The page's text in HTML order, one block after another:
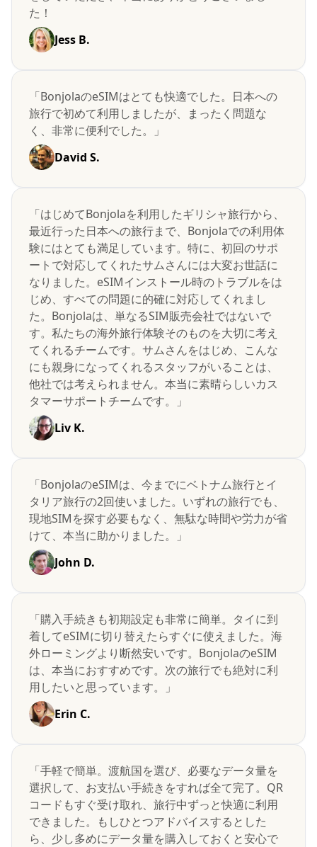
た！
Jess B.
「BonjolaのeSIMはとても快適でした。日本への
旅行で初めて利用しましたが、まったく問題な
く、非常に便利でした。」
David S.
「はじめてBonjolaを利用したギリシャ旅行から、
最近行った日本への旅行まで、Bonjolaでの利用体
験にはとても満足しています。特に、初回のサポ
ートで対応してくれたサムさんには大変お世話に
なりました。eSIMインストール時のトラブルをは
じめ、すべての問題に的確に対応してくれまし
た。Bonjolaは、単なるSIM販売会社ではないで
す。私たちの海外旅行体験そのものを大切に考え
てくれるチームです。サムさんをはじめ、こんな
にも親身になってくれるスタッフがいることは、
他社では考えられません。本当に素晴らしいカス
タマーサポートチームです。」
Liv K.
「BonjolaのeSIMは、今までにベトナム旅行とイ
タリア旅行の2回使いました。いずれの旅行でも、
現地SIMを探す必要もなく、無駄な時間や労力が省
けて、本当に助かりました。」
John D.
「購入手続きも初期設定も非常に簡単。タイに到
着してeSIMに切り替えたらすぐに使えました。海
外ローミングより断然安いです。BonjolaのeSIM
は、本当におすすめです。次の旅行でも絶対に利
用したいと思っています。」
Erin C.
「手軽で簡単。渡航国を選び、必要なデータ量を
選択して、お支払い手続きをすれば全て完了。QR
コードもすぐ受け取れ、旅行中ずっと快適に利用
できました。もしひとつアドバイスするとした
ら、少し多めにデータ量を購入しておくと安心で